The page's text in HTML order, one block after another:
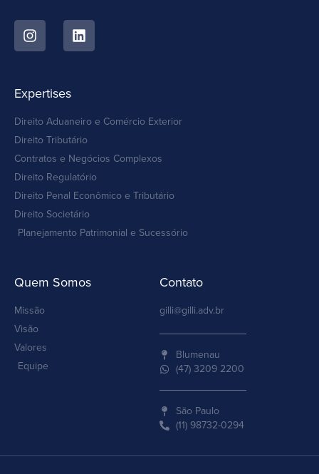
Expertises
Direito Aduaneiro e Comércio Exterior
Direito Tributário
Contratos e Negócios Complexos
Direito Regulatório
Direito Penal Econômico e Tributário
Direito Societário
Planejamento Patrimonial e Sucessório
Quem Somos
Missão
Visão
Valores
Equipe
Contato
gilli@gilli.adv.br
Blumenau
(47) 3209 2200
São Paulo
(11) 98732-0294